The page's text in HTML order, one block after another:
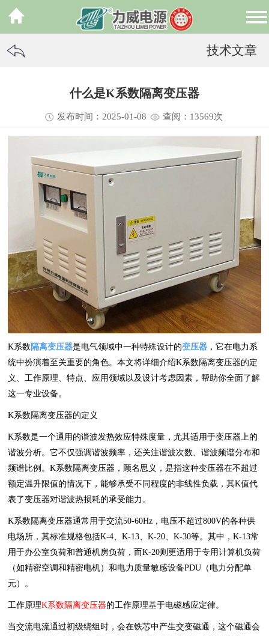
技术文章
什么是K系数隔离变压器
发布时间：2025-01-08 查阅：13569次
K系数 隔离变压器是电气领域中一种特殊设计的变压器 ，它在电力系
统中扮演着至关重要的角色。本文将详细介绍K系数隔离变压器的定
义、工作原理、特点、应用领域以及设计考虑因素，帮助你全面了解
这一专业设备。
K系数隔离变压器的定义
K系数是一个通用的谐波发热效应特殊度量，尤其适用于变压器上的
谐波分析。它不仅强调谐波频率，还关注谐波次数、谐波频谱分布和
频谱比例。K系数隔离变压器，顾名思义，是指这种变压器在不超过
额定温升限值的情况下，能够承受不同程度的非线性负载，其K值代
表了变压器对谐波热损耗的承受能力。
K系数隔离变压器通常用于交流50-60Hz，电压不超过800V的各种供
电场所，其标准规格包括K-4、K-13、K-20、K-30等。其中，K-13常
用于办公室负荷和普通机房负荷，而K-20则更适用于专用计算机负荷
（如精密空调和精密电机）和电力质量敏感设备PDU（电力分配单
元）。
工作原理K系数隔离变压器的工作原理基于电磁感应定律。
当交流电流通过初级绕组时，会在铁芯中产生交变磁通，这个磁通会